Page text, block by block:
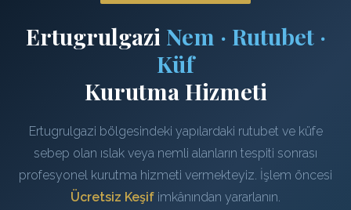
Ertugrulgazi Nem · Rutubet ·
Küf
Kurutma Hizmeti
Ertugrulgazi bölgesindeki yapılardaki rutubet ve küfe
sebep olan ıslak veya nemli alanların tespiti sonrası
profesyonel kurutma hizmeti vermekteyiz. İşlem öncesi
Ücretsiz Keşif imkânından yararlanın.